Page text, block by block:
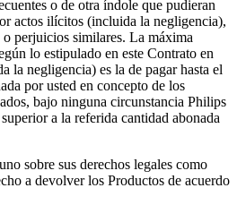
o de otra índole que pudieran
actos ilícitos (incluida la negligencia),
perjuicios similares. La máxima
lo estipulado en este Contrato en
la negligencia) es la de pagar hasta el
por usted en concepto de los
bajo ninguna circunstancia Philips
a la referida cantidad abonada
sobre sus derechos legales como
a devolver los Productos de acuerdo